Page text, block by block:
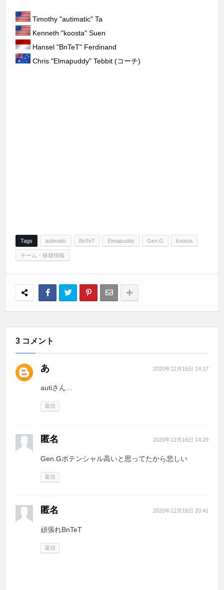
Timothy "autimatic" Ta
Kenneth "koosta" Suen
Hansel "BnTeT" Ferdinand
Chris "Elmapuddy" Tebbit (コーチ)
Tags autimatic BnTeT Elmapuddy Gen.G koosta
チーム・移籍情報
3 コメント
あ 2020年12月16日 14:17
autiさん…
返信
匿名 2020年12月16日 14:29
Gen.Gポテンシャル高いと思ってたから悲しい
返信
匿名 2020年12月16日 20:41
頑張れBnTeT
返信